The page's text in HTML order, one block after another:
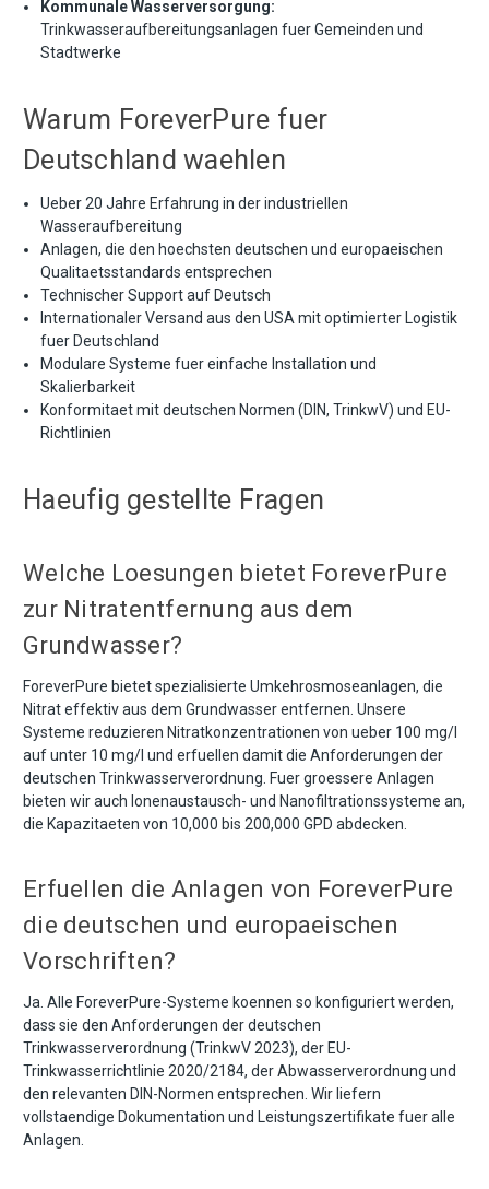
Kommunale Wasserversorgung:
Trinkwasseraufbereitungsanlagen fuer Gemeinden und
Stadtwerke
Warum ForeverPure fuer
Deutschland waehlen
Ueber 20 Jahre Erfahrung in der industriellen
Wasseraufbereitung
Anlagen, die den hoechsten deutschen und europaeischen
Qualitaetsstandards entsprechen
Technischer Support auf Deutsch
Internationaler Versand aus den USA mit optimierter Logistik
fuer Deutschland
Modulare Systeme fuer einfache Installation und
Skalierbarkeit
Konformitaet mit deutschen Normen (DIN, TrinkwV) und EU-
Richtlinien
Haeufig gestellte Fragen
Welche Loesungen bietet ForeverPure
zur Nitratentfernung aus dem
Grundwasser?
ForeverPure bietet spezialisierte Umkehrosmoseanlagen, die
Nitrat effektiv aus dem Grundwasser entfernen. Unsere
Systeme reduzieren Nitratkonzentrationen von ueber 100 mg/l
auf unter 10 mg/l und erfuellen damit die Anforderungen der
deutschen Trinkwasserverordnung. Fuer groessere Anlagen
bieten wir auch Ionenaustausch- und Nanofiltrationssysteme an,
die Kapazitaeten von 10,000 bis 200,000 GPD abdecken.
Erfuellen die Anlagen von ForeverPure
die deutschen und europaeischen
Vorschriften?
Ja. Alle ForeverPure-Systeme koennen so konfiguriert werden,
dass sie den Anforderungen der deutschen
Trinkwasserverordnung (TrinkwV 2023), der EU-
Trinkwasserrichtlinie 2020/2184, der Abwasserverordnung und
den relevanten DIN-Normen entsprechen. Wir liefern
vollstaendige Dokumentation und Leistungszertifikate fuer alle
Anlagen.